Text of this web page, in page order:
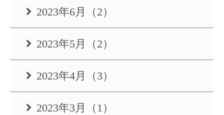
2023年6月（2）
2023年5月（2）
2023年4月（3）
2023年3月（1）